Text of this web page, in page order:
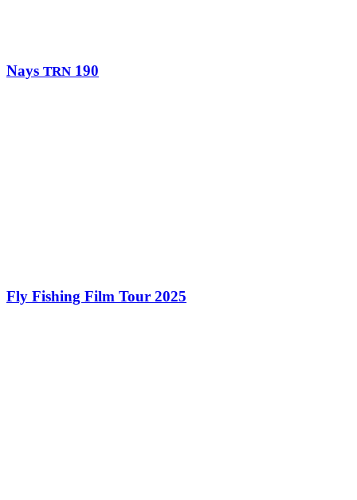
Nays TRN 190
Fly Fishing Film Tour 2025